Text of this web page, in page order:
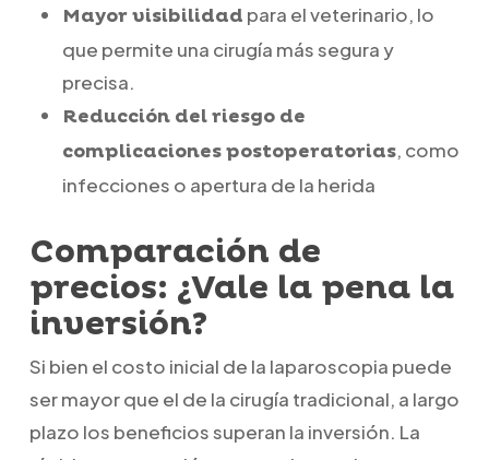
Mayor visibilidad para el veterinario, lo
que permite una cirugía más segura y
precisa.
Reducción del riesgo de
complicaciones postoperatorias, como
infecciones o apertura de la herida
Comparación de
precios: ¿Vale la pena la
inversión?
Si bien el costo inicial de la laparoscopia puede
ser mayor que el de la cirugía tradicional, a largo
plazo los beneficios superan la inversión. La